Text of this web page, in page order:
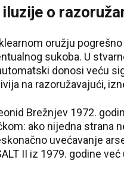
o
oružju
sukoba. U
donosi veću
na razoružavajući,
Brežnjev 1972.
ako nijedna strana
uvećavanje
II iz 1979. godine